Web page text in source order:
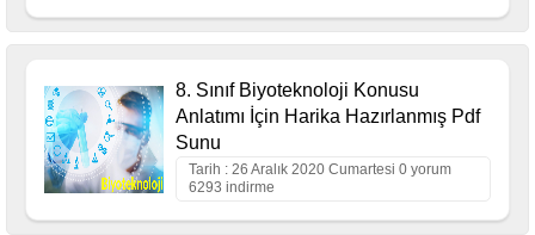
8. Sınıf Biyoteknoloji Konusu
Anlatımı İçin Harika Hazırlanmış Pdf
Sunu
Tarih : 26 Aralık 2020 Cumartesi 0 yorum
6293 indirme